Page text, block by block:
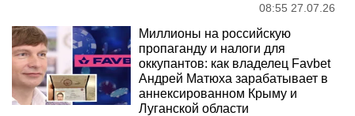
08:55 27.07.26
Миллионы на российскую
пропаганду и налоги для
оккупантов: как владелец Favbet
Андрей Матюха зарабатывает в
аннексированном Крыму и
Луганской области